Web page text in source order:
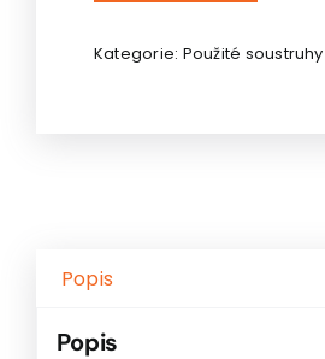
1000
Kategorie: Použité soustruhy
Popis
Popis